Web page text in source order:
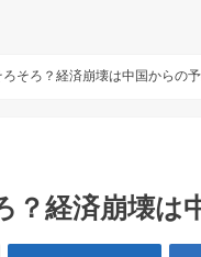
ろそろ？経済崩壊は中国からの
？経済崩壊は